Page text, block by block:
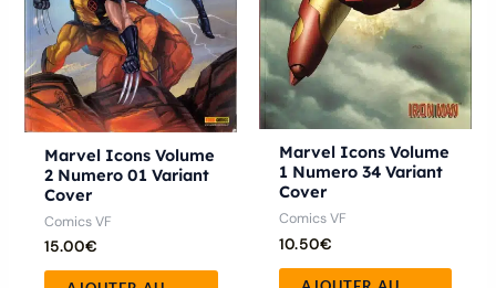
Marvel Icons Volume
2 Numero 01 Variant
Cover
Comics VF
15.00€
Marvel Icons Volume
1 Numero 34 Variant
Cover
Comics VF
10.50€